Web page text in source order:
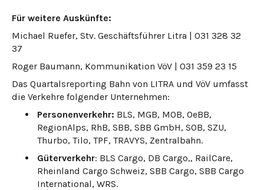
Für weitere Auskünfte:
Michael Ruefer, Stv. Geschäftsführer Litra | 031 328 32
37
Roger Baumann, Kommunikation VöV | 031 359 23 15
Das Quartalsreporting Bahn von LITRA und VöV umfasst
die Verkehre folgender Unternehmen:
Personenverkehr: BLS, MGB, MOB, OeBB,
RegionAlps, RhB, SBB, SBB GmbH, SOB, SZU,
Thurbo, Tilo, TPF, TRAVYS, Zentralbahn.
Güterverkehr: BLS Cargo, DB Cargo,, RailCare,
Rheinland Cargo Schweiz, SBB Cargo, SBB Cargo
International, WRS.